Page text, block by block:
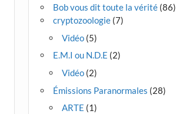
Bob vous dit toute la vérité (86)
cryptozoologie (7)
Vidéo (5)
E.M.I ou N.D.E (2)
Vidéo (2)
Émissions Paranormales (28)
ARTE (1)